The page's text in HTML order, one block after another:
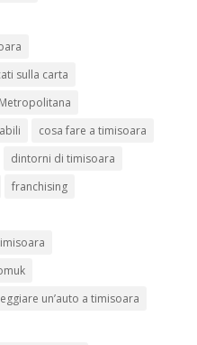
sulla carta
cosa fare a timisoara
dintorni di timisoara
franchising
un’auto a timisoara